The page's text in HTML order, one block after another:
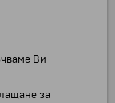
Ви
за